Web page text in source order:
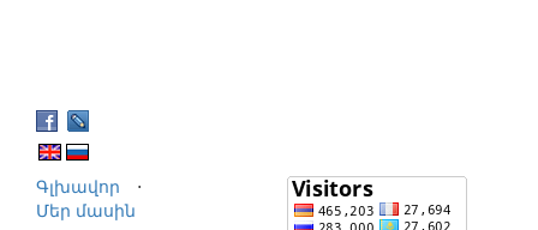
Գլխավոր
⋅
Մեր մասին